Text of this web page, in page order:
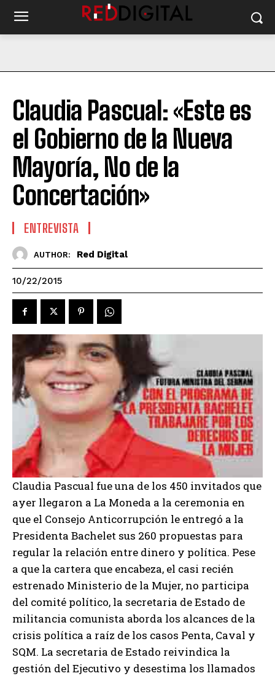
Claudia Pascual: «Este es
el Gobierno de la Nueva
Mayoría, No de la
Concertación»
ENTREVISTA
AUTHOR: Red Digital
10/22/2015
Claudia Pascual fue una de los 450 invitados que
ayer llegaron a La Moneda a la ceremonia en
que el Consejo Anticorrupción le entregó a la
Presidenta Bachelet sus 260 propuestas para
regular la relación entre dinero y política. Pese
a que la cartera que encabeza, el casi recién
estrenado Ministerio de la Mujer, no participa
del comité político, la secretaria de Estado de
militancia comunista aborda los alcances de la
crisis política a raíz de los casos Penta, Caval y
SQM. La secretaria de Estado reivindica la
gestión del Ejecutivo y desestima los llamados